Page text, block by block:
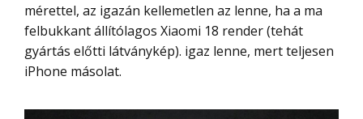
mérettel, az igazán kellemetlen az lenne, ha a ma
felbukkant állítólagos Xiaomi 18 render (tehát
gyártás előtti látványkép). igaz lenne, mert teljesen
iPhone másolat.